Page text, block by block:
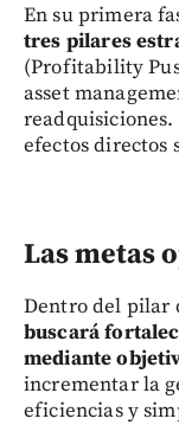
En su primera
tres pilares
(Profitability
asset
readquisiciones.
efectos directos
Las metas
Dentro del pilar
buscará
mediante
incrementar la
eficiencias y